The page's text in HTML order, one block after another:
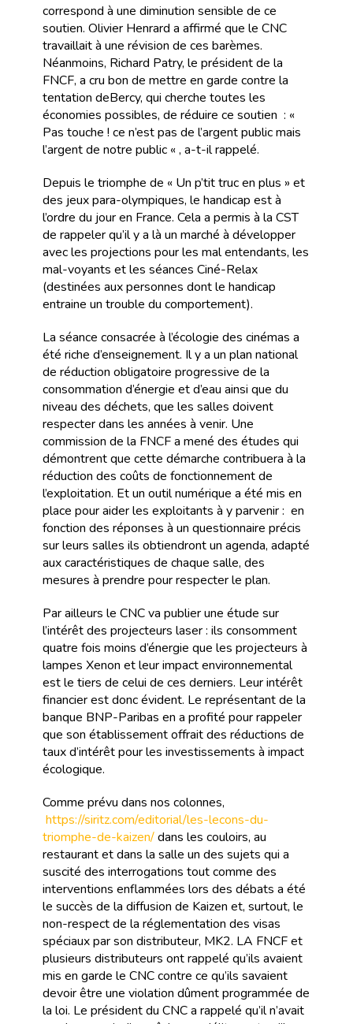
correspond à une diminution sensible de ce
soutien. Olivier Henrard a affirmé que le CNC
travaillait à une révision de ces barèmes.
Néanmoins, Richard Patry, le président de la
FNCF, a cru bon de mettre en garde contre la
tentation deBercy, qui cherche toutes les
économies possibles, de réduire ce soutien : «
Pas touche ! ce n’est pas de l’argent public mais
l’argent de notre public « , a-t-il rappelé.
Depuis le triomphe de « Un p’tit truc en plus » et
des jeux para-olympiques, le handicap est à
l’ordre du jour en France. Cela a permis à la CST
de rappeler qu’il y a là un marché à développer
avec les projections pour les mal entendants, les
mal-voyants et les séances Ciné-Relax
(destinées aux personnes dont le handicap
entraine un trouble du comportement).
La séance consacrée à l’écologie des cinémas a
été riche d’enseignement. Il y a un plan national
de réduction obligatoire progressive de la
consommation d’énergie et d’eau ainsi que du
niveau des déchets, que les salles doivent
respecter dans les années à venir. Une
commission de la FNCF a mené des études qui
démontrent que cette démarche contribuera à la
réduction des coûts de fonctionnement de
l’exploitation. Et un outil numérique a été mis en
place pour aider les exploitants à y parvenir : en
fonction des réponses à un questionnaire précis
sur leurs salles ils obtiendront un agenda, adapté
aux caractéristiques de chaque salle, des
mesures à prendre pour respecter le plan.
Par ailleurs le CNC va publier une étude sur
l’intérêt des projecteurs laser : ils consomment
quatre fois moins d’énergie que les projecteurs à
lampes Xenon et leur impact environnemental
est le tiers de celui de ces derniers. Leur intérêt
financier est donc évident. Le représentant de la
banque BNP-Paribas en a profité pour rappeler
que son établissement offrait des réductions de
taux d’intérêt pour les investissements à impact
écologique.
Comme prévu dans nos colonnes,
https://siritz.com/editorial/les-lecons-du-
triomphe-de-kaizen/dans les couloirs, au
restaurant et dans la salle un des sujets qui a
suscité des interrogations tout comme des
interventions enflammées lors des débats a été
le succès de la diffusion de Kaizen et, surtout, le
non-respect de la réglementation des visas
spéciaux par son distributeur, MK2. LA FNCF et
plusieurs distributeurs ont rappelé qu’ils avaient
mis en garde le CNC contre ce qu’ils savaient
devoir être une violation dûment programmée de
la loi. Le président du CNC a rappelé qu’il n’avait